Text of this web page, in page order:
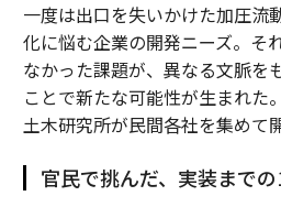
一度は出口を失いかけた加圧流
化に悩む企業の開発ニーズ。そ
なかった課題が、異なる文脈を
ことで新たな可能性が生まれた
土木研究所が民間各社を集めて
官民で挑んだ、実装まで